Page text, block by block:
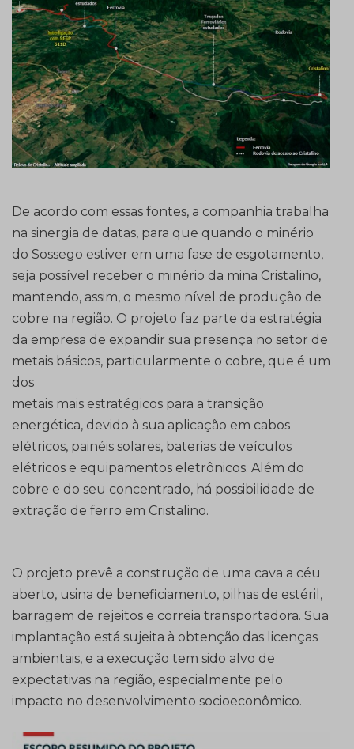
De acordo com essas fontes, a companhia trabalha
na sinergia de datas, para que quando o minério
do Sossego estiver em uma fase de esgotamento,
seja possível receber o minério da mina Cristalino,
mantendo, assim, o mesmo nível de produção de
cobre na região. O projeto faz parte da estratégia
da empresa de expandir sua presença no setor de
metais básicos, particularmente o cobre, que é um
dos
metais mais estratégicos para a transição
energética, devido à sua aplicação em cabos
elétricos, painéis solares, baterias de veículos
elétricos e equipamentos eletrônicos. Além do
cobre e do seu concentrado, há possibilidade de
extração de ferro em Cristalino.
O projeto prevê a construção de uma cava a céu
aberto, usina de beneficiamento, pilhas de estéril,
barragem de rejeitos e correia transportadora. Sua
implantação está sujeita à obtenção das licenças
ambientais, e a execução tem sido alvo de
expectativas na região, especialmente pelo
impacto no desenvolvimento socioeconômico.